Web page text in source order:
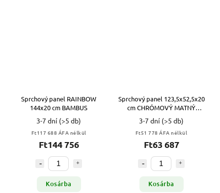
Sprchový panel RAINBOW
144x20 cm BAMBUS
3-7 dní (>5 db)
Ft117 688 ÁFA nélkül
Ft144 756
Kosárba
Sprchový panel 123,5x52,5x20
cm CHRÓMOVÝ MATNÝ
NEREZ
3-7 dní (>5 db)
Ft51 778 ÁFA nélkül
Ft63 687
Kosárba